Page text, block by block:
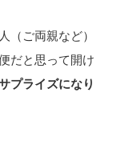
（ご両親など）
だと思って開け
プライズになり